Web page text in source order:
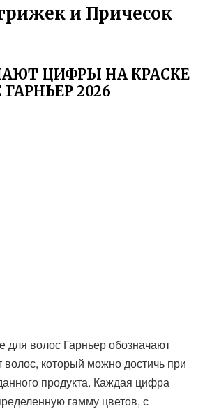
и Причесок
ЦИФРЫ НА КРАСКЕ
2026
для волос Гарньер обозначают
волос, который можно достичь при
продукта. Каждая цифра
гамму цветов, с